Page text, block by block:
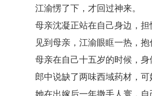
江渝愣了下，才回过神来。
母亲沈凝正站在自己身边，
见到母亲，江渝眼眶一热，
母亲在自己十五岁的时候，身
郎中说缺了两味西域药材，
她在出嫁后一年撒手人寰，自